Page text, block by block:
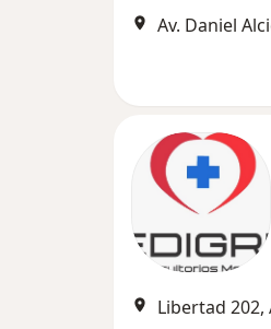
Libertad 202,